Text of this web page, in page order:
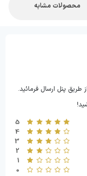
محصولات مشابه
پنل ارسال فرمائید.
5
4
3
2
1
0